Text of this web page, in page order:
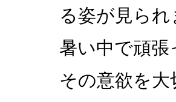
る姿が見ら
暑い中で頑
その意欲を